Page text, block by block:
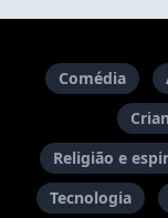
Comédia
Religião e
Tecnologia